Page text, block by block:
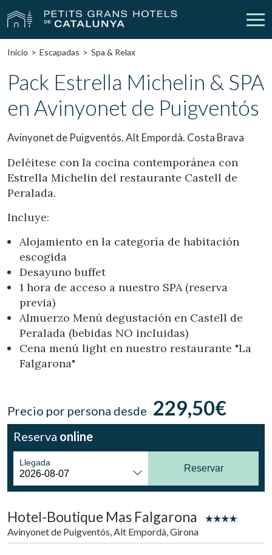
Nuestros Hoteles Escapadas
Bodas Empresas
Cheques Regalo Descubre Catalunya
Contacto Mi reserva
vpn_key
Ubicación/nombre del hotel
CA ES EN FR
Inicio Escapadas Spa & Relax
Pack Estrella Michelin & SPA
en Avinyonet de Puigventós
Avinyonet de Puigventós. Alt Empordà. Costa Brava
Deléitese con la cocina contemporánea con
Estrella Michelin del restaurante Castell de
Peralada.
Incluye:
Alojamiento en la categoría de habitación
escogida
Desayuno buffet
1 hora de acceso a nuestro SPA (reserva
previa)
Almuerzo Menú degustación en Castell de
Peralada (bebidas NO incluidas)
Cena menú light en nuestro restaurante "La
Falgarona"
Precio por persona desde 229,50€
Reserva online
Llegada
Reservar
Hotel-Boutique Mas Falgarona
Avinyonet de Puigventós, Alt Empordà, Girona